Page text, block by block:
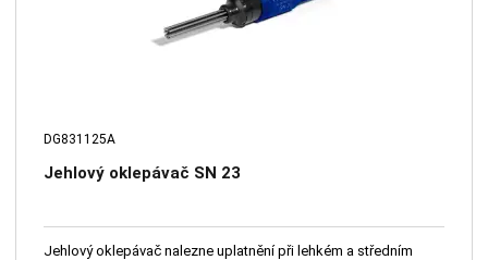
DG831125A
Jehlový oklepávač SN 23
Jehlový oklepávač nalezne uplatnění při lehkém a středním